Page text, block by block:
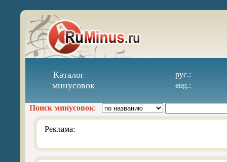
Каталог
минусовок
рус.:
eng.:
Поиск минусовок:
Реклама: